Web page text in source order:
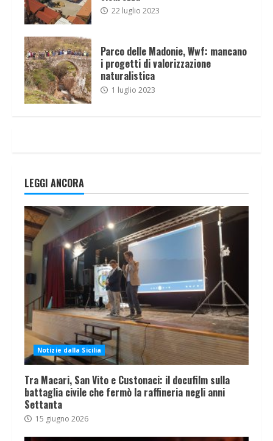
22 luglio 2023
Parco delle Madonie, Wwf: mancano
i progetti di valorizzazione
naturalistica
1 luglio 2023
LEGGI ANCORA
Notizie dalla Sicilia
Tra Macari, San Vito e Custonaci: il docufilm sulla
battaglia civile che fermò la raffineria negli anni
Settanta
15 giugno 2026